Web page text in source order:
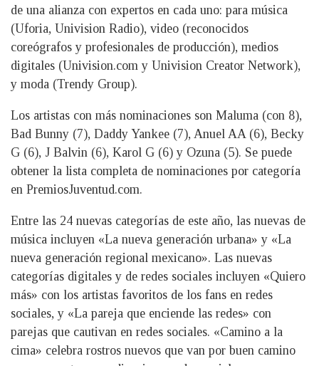
de una alianza con expertos en cada uno: para música
(Uforia, Univision Radio), video (reconocidos
coreógrafos y profesionales de producción), medios
digitales (Univision.com y Univision Creator Network),
y moda (Trendy Group).
Los artistas con más nominaciones son Maluma (con 8),
Bad Bunny (7), Daddy Yankee (7), Anuel AA (6), Becky
G (6), J Balvin (6), Karol G (6) y Ozuna (5). Se puede
obtener la lista completa de nominaciones por categoría
en PremiosJuventud.com.
Entre las 24 nuevas categorías de este año, las nuevas de
música incluyen «La nueva generación urbana» y «La
nueva generación regional mexicano». Las nuevas
categorías digitales y de redes sociales incluyen «Quiero
más» con los artistas favoritos de los fans en redes
sociales, y «La pareja que enciende las redes» con
parejas que cautivan en redes sociales. «Camino a la
cima» celebra rostros nuevos que van por buen camino